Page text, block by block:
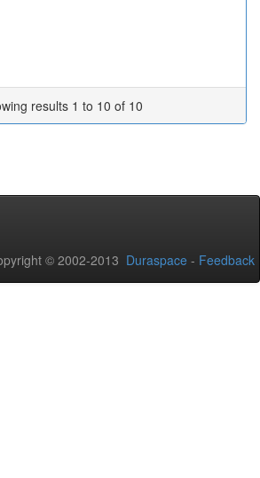
results 1 to 10 of 10
© 2002-2013 Duraspace - Feedback